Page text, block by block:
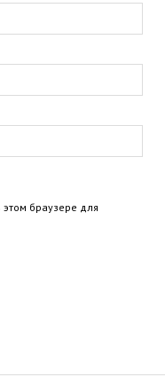
браузере для